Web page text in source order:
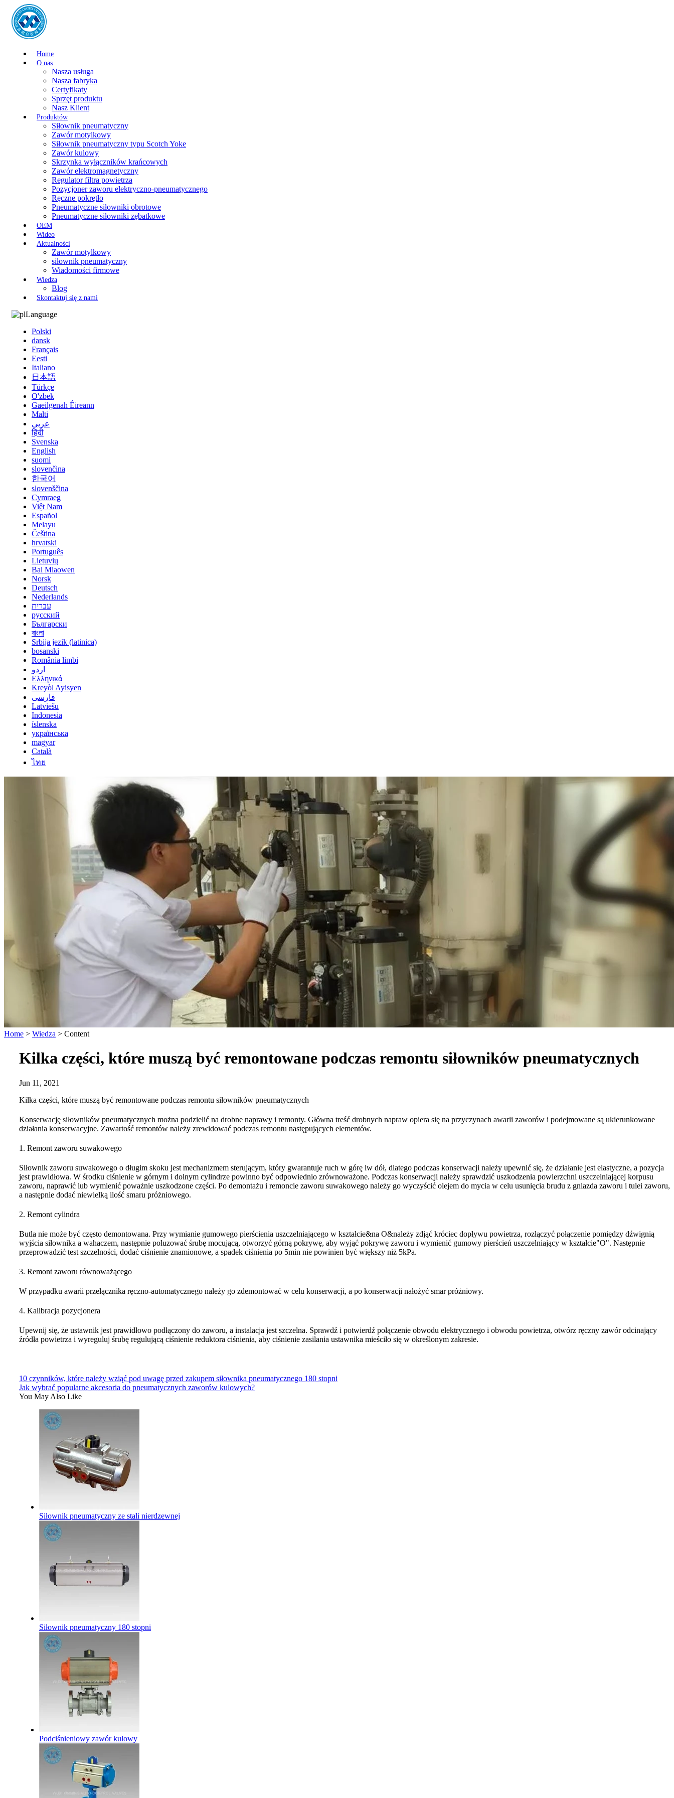
Home
O nas
Nasza usługa
Nasza fabryka
Certyfikaty
Sprzęt produktu
Nasz Klient
Produktów
Siłownik pneumatyczny
Zawór motylkowy
Siłownik pneumatyczny typu Scotch Yoke
Zawór kulowy
Skrzynka wyłączników krańcowych
Zawór elektromagnetyczny
Regulator filtra powietrza
Pozycjoner zaworu elektryczno-pneumatycznego
Ręczne pokrętło
Pneumatyczne siłowniki obrotowe
Pneumatyczne siłowniki zębatkowe
OEM
Wideo
Aktualności
Zawór motylkowy
siłownik pneumatyczny
Wiadomości firmowe
Wiedza
Blog
Skontaktuj się z nami
Language
Polski
dansk
Français
Eesti
Italiano
日本語
Türkçe
O'zbek
Gaeilgenah Éireann
Malti
عربي
हिंदी
Svenska
English
suomi
slovenčina
한국어
slovenščina
Cymraeg
Việt Nam
Español
Melayu
Čeština
hrvatski
Português
Lietuvių
Bai Miaowen
Norsk
Deutsch
Nederlands
עברית
русский
Български
বাংলা
Srbija jezik (latinica)
bosanski
România limbi
اردو
Ελληνικά
Kreyòl Ayisyen
فارسی
Latviešu
Indonesia
íslenska
українська
magyar
Català
ไทย
Home > Wiedza > Content
Kilka części, które muszą być remontowane podczas remontu siłowników pneumatycznych
Jun 11, 2021
Kilka części, które muszą być remontowane podczas remontu siłowników pneumatycznych
Konserwację siłowników pneumatycznych można podzielić na drobne naprawy i remonty. Główna treść drobnych napraw opiera się na przyczynach awarii zaworów i podejmowane są ukierunkowane
działania konserwacyjne. Zawartość remontów należy zrewidować podczas remontu następujących elementów.
1. Remont zaworu suwakowego
Siłownik zaworu suwakowego o długim skoku jest mechanizmem sterującym, który gwarantuje ruch w górę iw dół, dlatego podczas konserwacji należy upewnić się, że działanie jest elastyczne, a pozycja
jest prawidłowa. W środku ciśnienie w górnym i dolnym cylindrze powinno być odpowiednio zrównoważone. Podczas konserwacji należy sprawdzić uszkodzenia powierzchni uszczelniającej korpusu
zaworu, naprawić lub wymienić poważnie uszkodzone części. Po demontażu i remoncie zaworu suwakowego należy go wyczyścić olejem do mycia w celu usunięcia brudu z gniazda zaworu i tulei zaworu,
a następnie dodać niewielką ilość smaru próżniowego.
2. Remont cylindra
Butla nie może być często demontowana. Przy wymianie gumowego pierścienia uszczelniającego w kształcie&na O&należy zdjąć króciec dopływu powietrza, rozłączyć połączenie pomiędzy dźwignią
wyjścia siłownika a wahaczem, następnie poluzować śrubę mocującą, otworzyć górną pokrywę, aby wyjąć pokrywę zaworu i wymienić gumowy pierścień uszczelniający w kształcie"O". Następnie
przeprowadzić test szczelności, dodać ciśnienie znamionowe, a spadek ciśnienia po 5min nie powinien być większy niż 5kPa.
3. Remont zaworu równoważącego
W przypadku awarii przełącznika ręczno-automatycznego należy go zdemontować w celu konserwacji, a po konserwacji nałożyć smar próżniowy.
4. Kalibracja pozycjonera
Upewnij się, że ustawnik jest prawidłowo podłączony do zaworu, a instalacja jest szczelna. Sprawdź i potwierdź połączenie obwodu elektrycznego i obwodu powietrza, otwórz ręczny zawór odcinający
źródła powietrza i wyreguluj śrubę regulującą ciśnienie reduktora ciśnienia, aby ciśnienie zasilania ustawnika mieściło się w określonym zakresie.
10 czynników, które należy wziąć pod uwagę przed zakupem siłownika pneumatycznego 180 stopni
Jak wybrać popularne akcesoria do pneumatycznych zaworów kulowych?
You May Also Like
Siłownik pneumatyczny ze stali nierdzewnej
Siłownik pneumatyczny 180 stopni
Podciśnieniowy zawór kulowy